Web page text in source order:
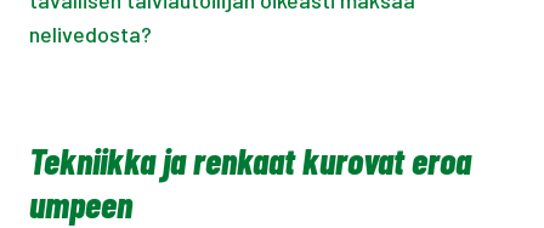
nelivedosta?
Tekniikka ja renkaat kurovat eroa
umpeen